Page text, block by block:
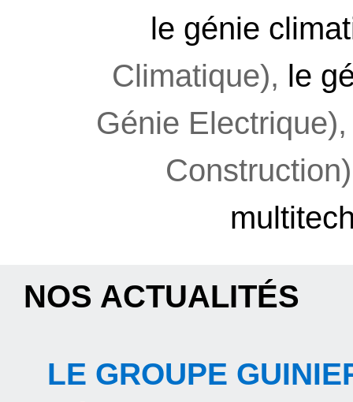
le génie
Climatique), le
Génie
NOS ACTUALITÉS
LE GROUPE